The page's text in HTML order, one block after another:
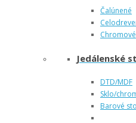
Čalúnené
Chromové
Jedálenské
DTD/MDF
Sklo/
Barové